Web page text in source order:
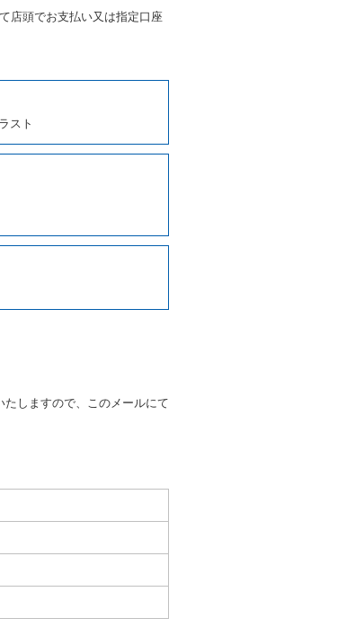
場合を除き、相互に
項各号のいずれかに
氏名、住所、運転免
にあたり、借受人に
を求めることがあり
平成7年6月13日）の
め、及び提出された
の支払方法を指定す
きるものとします。
社が求めたにもかか
ると認められると
店頭でお支払い又は指定口座
スト
しますので、このメールにて